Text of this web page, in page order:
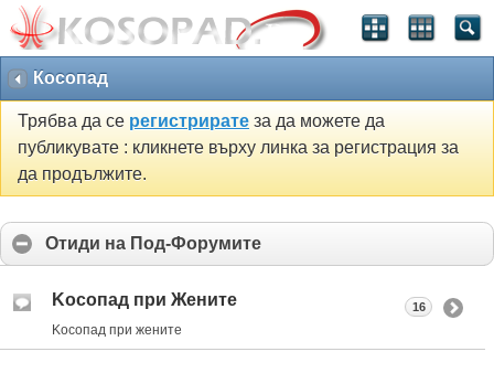
Косопад
Трябва да се регистрирате за да можете да
публикувате : кликнете върху линка за регистрация за
да продължите.
Отиди на Под-Форумите
Kосопад при Жените
Kосопад при жените
16